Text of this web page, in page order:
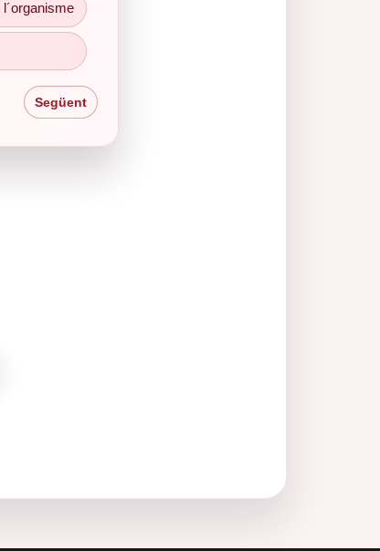
Següent